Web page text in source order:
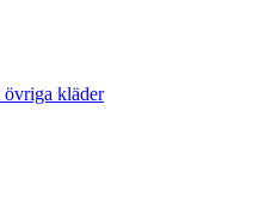
övriga kläder